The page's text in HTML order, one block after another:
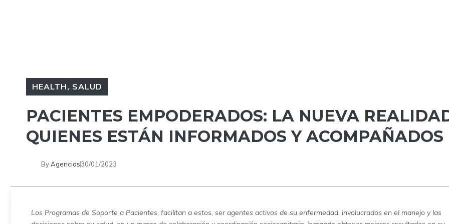
HEALTH, SALUD
PACIENTES EMPODERADOS: LA NUEVA
QUIENES ESTÁN INFORMADOS Y ACOMPAÑADOS
ByAgencias30/01/2023
Los Programas de Soporte a Pacientes, facilitan a estos, ser agentes activos de su enfermedad, involucrados en el manejo y las